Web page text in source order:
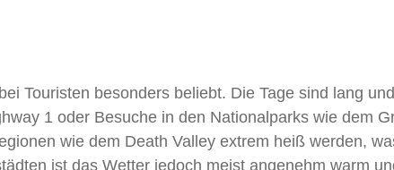
Touristen besonders beliebt. Die Tage sind lang
1 oder Besuche in den Nationalparks wie dem
wie dem Death Valley extrem heiß werden,
ist das Wetter jedoch meist angenehm warm